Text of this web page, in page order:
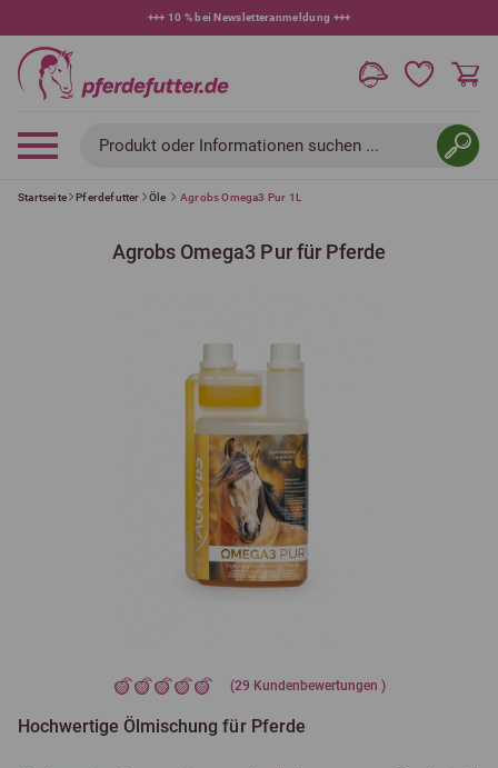
+++ 10 % bei Newsletteranmeldung +++
Produkt oder Informationen suchen ...
Startseite Pferdefutter Öle Agrobs Omega3 Pur 1L
Agrobs Omega3 Pur für Pferde
(29 Kundenbewertungen )
Hochwertige Ölmischung für Pferde